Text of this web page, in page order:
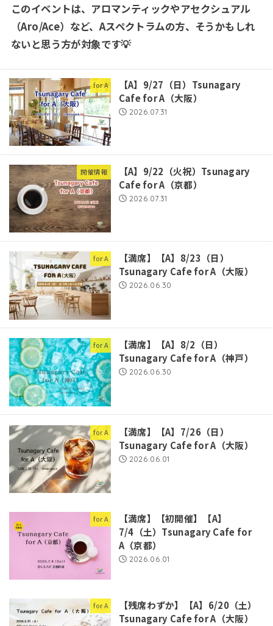
このイベントは、アロマンティックやアセクシュアル
（Aro/Ace）など、Aスペクトラムの方、そうかもしれ
ないと思う方が対象です💡
for A
【A】9/27（日）Tsunagary
Cafe for A（大阪）
2026.07.31
開催情報
【A】9/22（火祝）Tsunagary
Cafe for A（京都）
2026.07.31
for A
【満席】【A】8/23（日）
Tsunagary Cafe for A（大阪）
2026.06.30
for A
【満席】【A】8/2（日）
Tsunagary Cafe for A（神戸）
2026.06.30
for A
【満席】【A】7/26（日）
Tsunagary Cafe for A（大阪）
2026.06.01
for A
【満席】【初開催】【A】
7/4（土）Tsunagary Cafe for
A（京都）
2026.06.01
for A
【残席わずか】【A】6/20（土）
Tsunagary Cafe for A（大阪）